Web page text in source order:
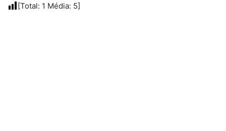
[Total: 1 Média: 5]